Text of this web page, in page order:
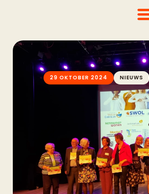
29 OKTOBER 2024 NIEUWS